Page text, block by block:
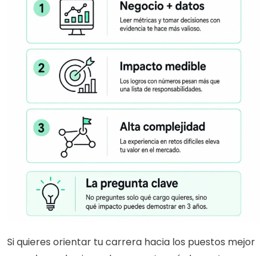
Si quieres orientar tu carrera hacia los puestos mejor